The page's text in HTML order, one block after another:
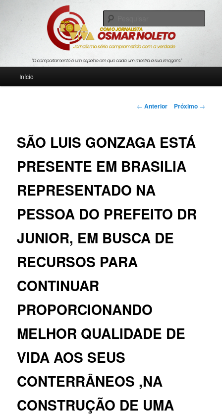
Blog Roda Viva
Jornalismo sério comprometido com a verdade
Início
Navegação
← Anterior Próximo →
SÃO LUIS GONZAGA ESTÁ
PRESENTE EM BRASILIA
REPRESENTADO NA
PESSOA DO PREFEITO DR
JUNIOR, EM BUSCA DE
RECURSOS PARA
CONTINUAR
PROPORCIONANDO
MELHOR QUALIDADE DE
VIDA AOS SEUS
CONTERRÂNEOS ,NA
CONSTRUÇÃO DE UMA